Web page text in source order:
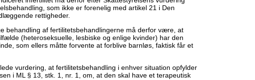
som ikke er forenelig med artikel 21 i Den
rettigheder.
behandling af fertilitetsbehandlingerne må derfor være, at
(heteroseksuelle, lesbiske og enlige kvinder) har den
som ellers måtte forvente at forblive barnløs, faktisk får et
vurdering, at fertilitetsbehandling i enhver situation opfylder
i ML § 13, stk. 1, nr. 1, om, at den skal have et terapeutisk